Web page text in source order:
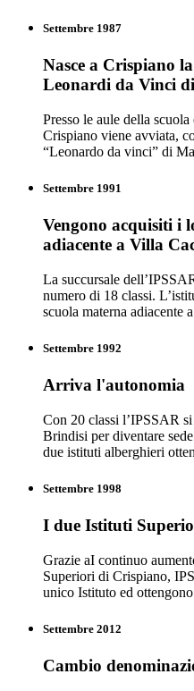
Settembre 1987
Nasce a Crispiano
Leonardi da Vinci
Presso le aule della
Crispiano viene avviata,
“Leonardo da vinci” di
Settembre 1991
Vengono acquisiti i
adiacente a Villa
La succursale
numero di 18 classi.
scuola materna adiacente
Settembre 1992
Arriva l'autonomia
Con 20 classi l’IPSSAR
Brindisi per diventare
due istituti alberghieri
Settembre 1998
I due Istituti
Grazie aI continuo
Superiori di Crispiano,
unico Istituto ed
Settembre 2012
Cambio